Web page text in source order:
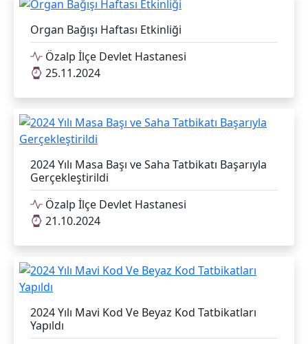
Organ Bağışı Haftası Etkinliği
Özalp İlçe Devlet Hastanesi
25.11.2024
2024 Yılı Masa Başı ve Saha Tatbikatı Başarıyla
Gerçekleştirildi
Özalp İlçe Devlet Hastanesi
21.10.2024
2024 Yılı Mavi Kod Ve Beyaz Kod Tatbikatları
Yapıldı